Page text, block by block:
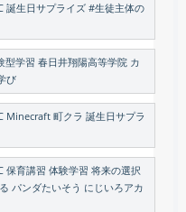
誕生日サプライズ #生徒主体の
型学習 春日井翔陽高等学院 カ
び
Minecraft 町クラ 誕生日サプラ
保育講習 体験学習 将来の選択
パンダたいそう にじいろアカ